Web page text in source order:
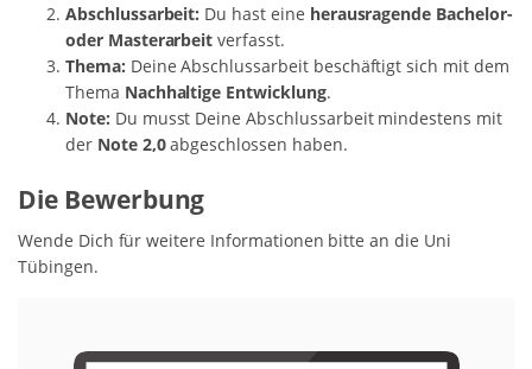
Abschlussarbeit: Du hast eine herausragende Bachelor-
oder Masterarbeit verfasst.
Thema: Deine Abschlussarbeit beschäftigt sich mit dem
Thema Nachhaltige Entwicklung.
Note: Du musst Deine Abschlussarbeit mindestens mit
der Note 2,0abgeschlossen haben.
Die Bewerbung
Wende Dich für weitere Informationen bitte an die Uni
Tübingen.